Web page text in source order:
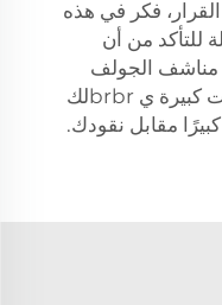
القرار، فكر في هذه
للتأكد من أن
مناشف الجولف
بكميات كبيرة ي brbrلك
كبيرًا مقابل نقودك.